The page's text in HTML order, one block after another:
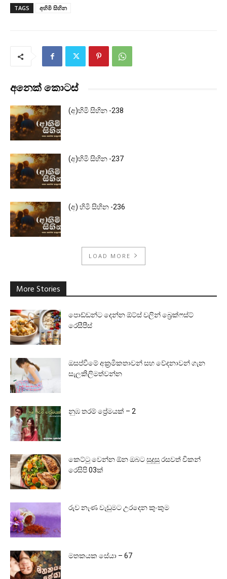
TAGS අහිමි සිහින
අනෙක් කොටස්
(අ)හිමි සිහින -238
(අ)හිමි සිහින -237
(අ) හිමි සිහින -236
LOAD MORE
More Stories
පොඩ්ඩන්ට දෙන්න ඕට්ස් වලින් බ්‍රෙක්ෆස්ට්
රෙසීපීස්
ඔසප්වීමේ අක්‍රමිකතාවන් සහ වේදනාවන් ගැන
සැලකිලිමත්වන්න
නුඹ තරම් ප්‍රේමයක් – 2
කෙට්ටු වෙන්න ඕන ඔබට සුදුසු රසවත් චිකන්
රෙසිපි 03ක්
රුව නැණ වැඩුමට උරදෙන කුංකුම
මතකයක සේයා – 67